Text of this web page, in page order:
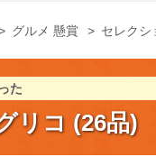
グルメ 懸賞 セレクシ
た
リコ (26品)